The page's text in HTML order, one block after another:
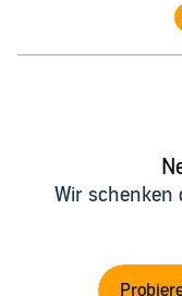
Wir schenken